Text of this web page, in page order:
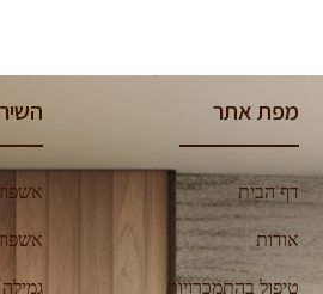
מפת אתר
דף הבית
אודות
טיפול בהתמכרויות